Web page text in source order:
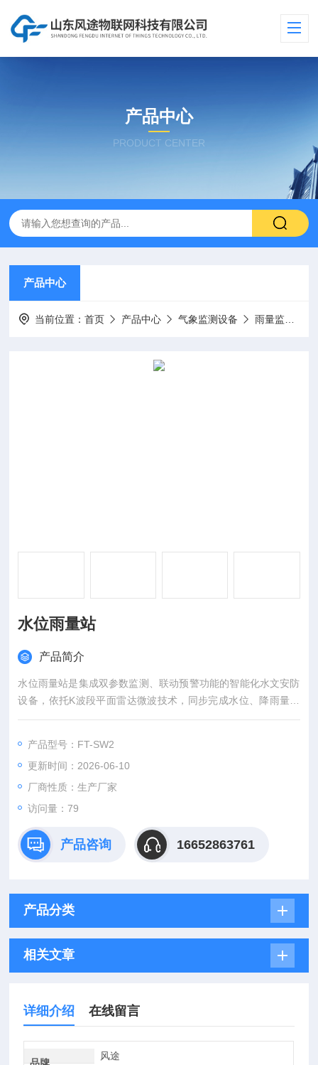
产品中心
PRODUCT CENTER
产品中心
当前位置：首页 产品中心 气象监测设备 雨量监测站
水位雨量站
产品简介
水位雨量站是集成双参数监测、联动预警功能的智能化水文安防
设备，依托K波段平面雷达微波技术，同步完成水位、降雨量实
时监测，支持双参数阈值自定义设置，当水位、雨量任一参数或
警、水利管控、城市排水调度提供精准、及时的风险预警支撑，
适配各类水域水文安防监测场景。
产品型号：FT-SW2
更新时间：2026-06-10
厂商性质：生产厂家
访问量：79
产品咨询 16652863761
产品分类
相关文章
详细介绍 在线留言
风途